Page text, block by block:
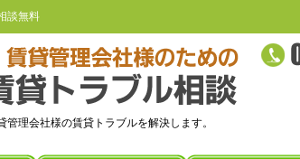
談無料
理会社様の賃貸トラブルを解決します。